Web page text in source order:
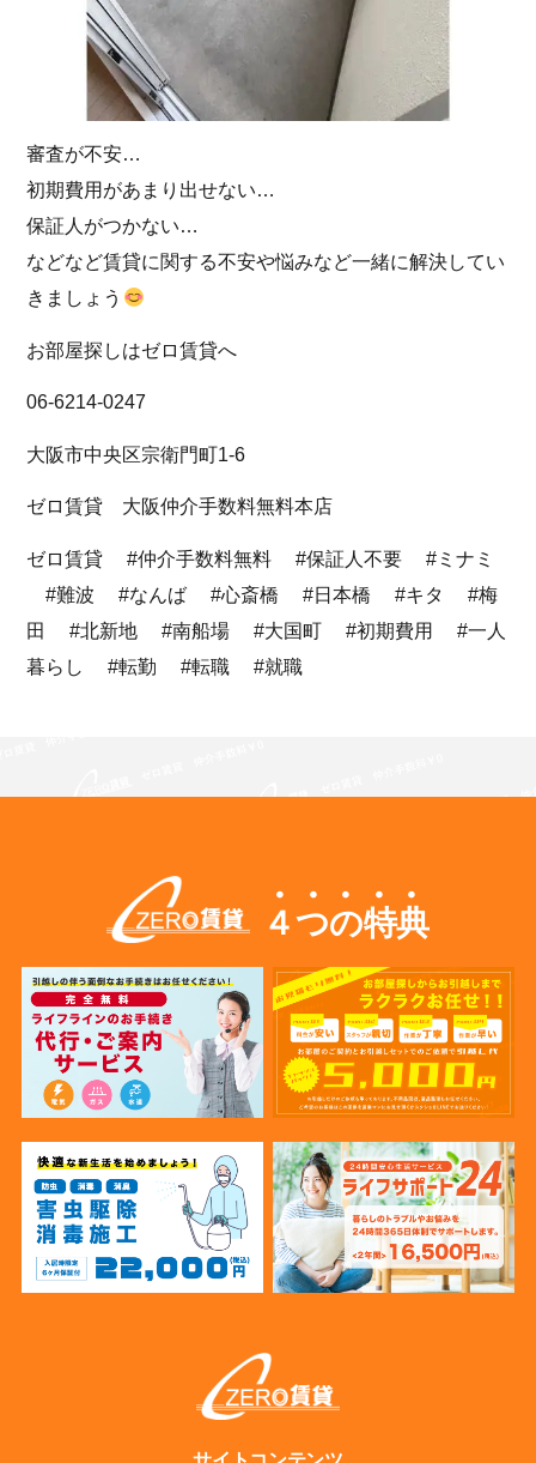
審査が不安…
初期費用があまり出せない…
保証人がつかない…
などなど賃貸に関する不安や悩みなど一緒に解決してい
きましょう
お部屋探しはゼロ賃貸へ
06-6214-0247
大阪市中央区宗衛門町1-6
ゼロ賃貸 大阪仲介手数料無料本店
ゼロ賃貸 #仲介手数料無料 #保証人不要 #ミナミ
#難波 #なんば #心斎橋 #日本橋 #キタ #梅
田 #北新地 #南船場 #大国町 #初期費用 #一人
暮らし #転勤 #転職 #就職
４つの特典